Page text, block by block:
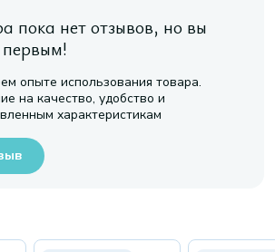
пока нет отзывов, но вы
первым!
опыте использования товара.
на качество, удобство и
характеристикам